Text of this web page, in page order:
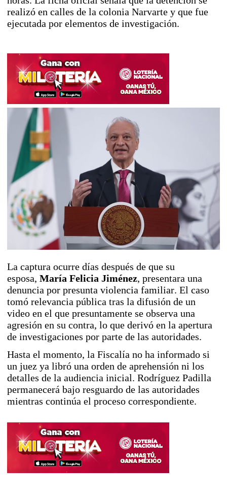
realizó en calles de la colonia Narvarte y que fue
ejecutada por elementos de investigación.
La captura ocurre días después de que su
esposa, María Felicia Jiménez, presentara una
denuncia por presunta violencia familiar. El caso
tomó relevancia pública tras la difusión de un
video en el que presuntamente se observa una
agresión en su contra, lo que derivó en la apertura
de investigaciones por parte de las autoridades.
Hasta el momento, la Fiscalía no ha informado si
un juez ya libró una orden de aprehensión ni los
detalles de la audiencia inicial. Rodríguez Padilla
permanecerá bajo resguardo de las autoridades
mientras continúa el proceso correspondiente.